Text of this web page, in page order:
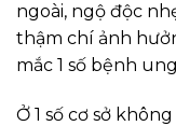
ngoài, ngộ độc
thậm chí ảnh
mắc 1 số bệnh
Ở 1 số cơ sở